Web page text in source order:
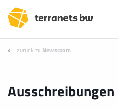
zurück zu Newsroom
Ausschreibungen